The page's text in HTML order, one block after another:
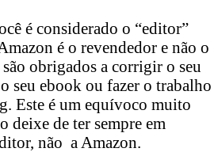
é considerado o “editor”
é o revendedor e não o
obrigados a corrigir o seu
seu ebook ou fazer o trabalho
Este é um equívoco muito
deixe de ter sempre em
não a Amazon.